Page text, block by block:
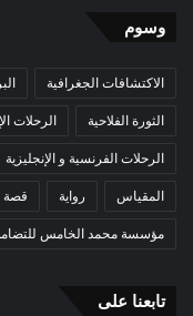
وسوم
الاكتشافات الجغرافية
الثورة الفلاحية الرحلات
الرحلات الفرنسية و الإنجليزية
المقياس رواية قصة
مؤسسة محمد الخامس
تابعنا على